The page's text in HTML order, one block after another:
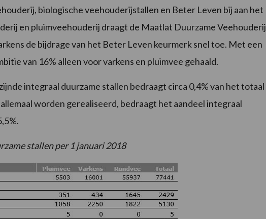
biologische veehouderijstallen en Beter Leven bij aan het
en pluimveehouderij draagt de Maatlat Duurzame Veehouderij
de bijdrage van het Beter Leven keurmerk snel toe. Met een
van 16% alleen voor varkens en pluimvee gehaald.
integraal duurzame stallen bedraagt circa 0,4% van het totaal
worden gerealiseerd, bedraagt het aandeel integraal
stallen per 1 januari 2018